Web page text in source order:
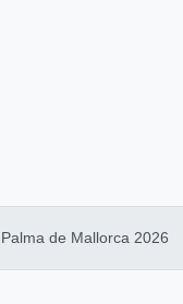
de Mallorca 2026